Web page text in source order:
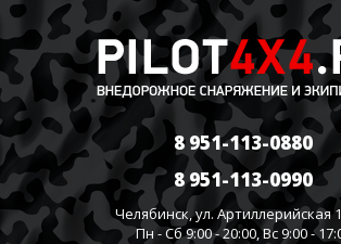
8 951-113-0880
8 951-113-0990
Челябинск, ул. Артиллерийская
Пн - Сб 9:00 - 20:00, Вс 9:00 -